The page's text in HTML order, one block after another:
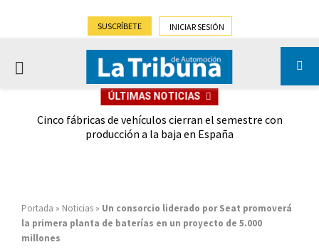
SUSCRÍBETE INICIAR SESIÓN
PRIMARY
ÚLTIMAS NOTICIAS
Cinco fábricas de vehículos cierran el semestre con
producción a la baja en España
Portada » Noticias » Un consorcio liderado por Seat promoverá
la primera planta de baterías en un proyecto de 5.000
millones